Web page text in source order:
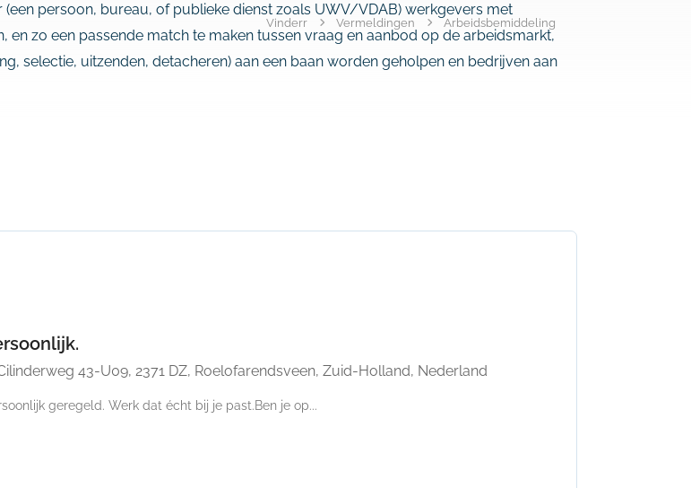
persoon, bureau, of publieke dienst zoals UWV/VDAB) werkgevers met
zo een passende match te maken tussen vraag en aanbod op de arbeidsmarkt,
selectie, uitzenden, detacheren) aan een baan worden geholpen en bedrijven aan
Vinderr Vermeldingen Arbeidsbemiddeling
43-U09, 2371 DZ, Roelofarendsveen, Zuid-Holland, Nederland
geregeld. Werk dat écht bij je past.Ben je op...